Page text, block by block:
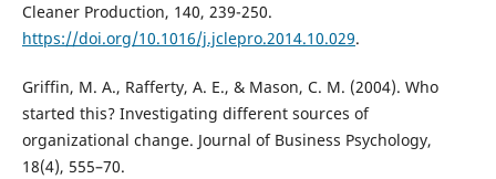
Cleaner Production, 140, 239-250.
https://doi.org/10.1016/j.jclepro.2014.10.029.
Griffin, M. A., Rafferty, A. E., & Mason, C. M. (2004). Who
started this? Investigating different sources of
organizational change. Journal of Business Psychology,
18(4), 555–70.